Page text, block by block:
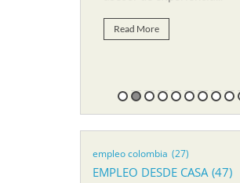
Read More
empleo colombia (27)
EMPLEO DESDE CASA (47)